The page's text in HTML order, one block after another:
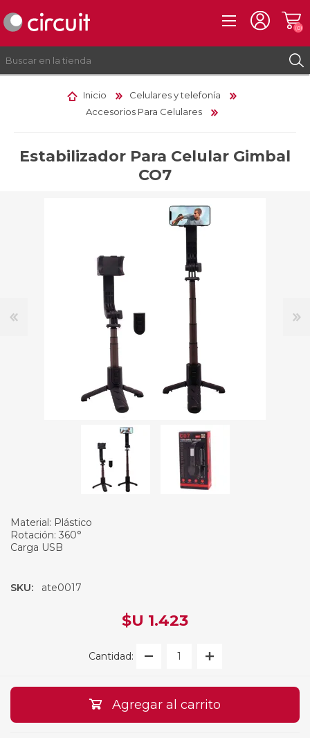
(0)
Inicio
Celulares y telefonía
Accesorios Para Celulares
Estabilizador Para Celular Gimbal
CO7
Material: Plástico
Rotación: 360°
Carga USB
SKU: ate0017
$U 1.423
Cantidad:
Agregar al carrito